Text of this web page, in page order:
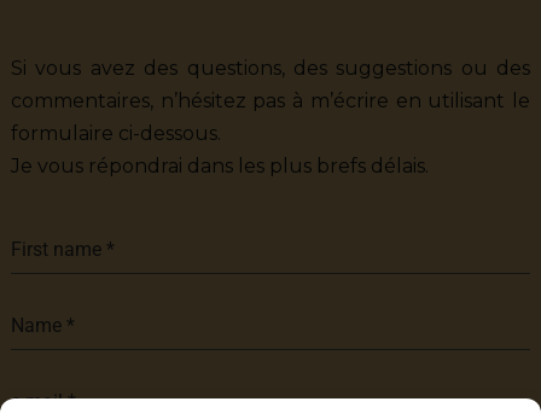
Si vous avez des questions, des suggestions ou des
commentaires, n’hésitez pas à m’écrire en utilisant le
formulaire ci-dessous.
Je vous répondrai dans les plus brefs délais.
First name *
Name *
e-mail*